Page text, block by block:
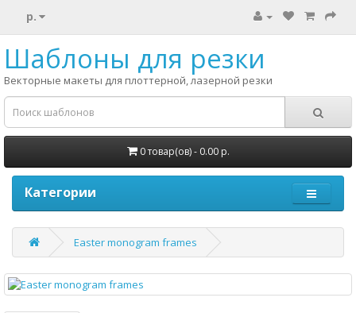
р.
Шаблоны для резки
Векторные макеты для плоттерной, лазерной резки
0 товар(ов) - 0.00 р.
Категории
Easter monogram frames